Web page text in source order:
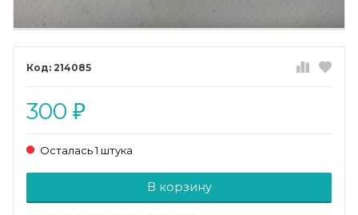
214085
300 ₽
Осталась 1 штука
В корзину